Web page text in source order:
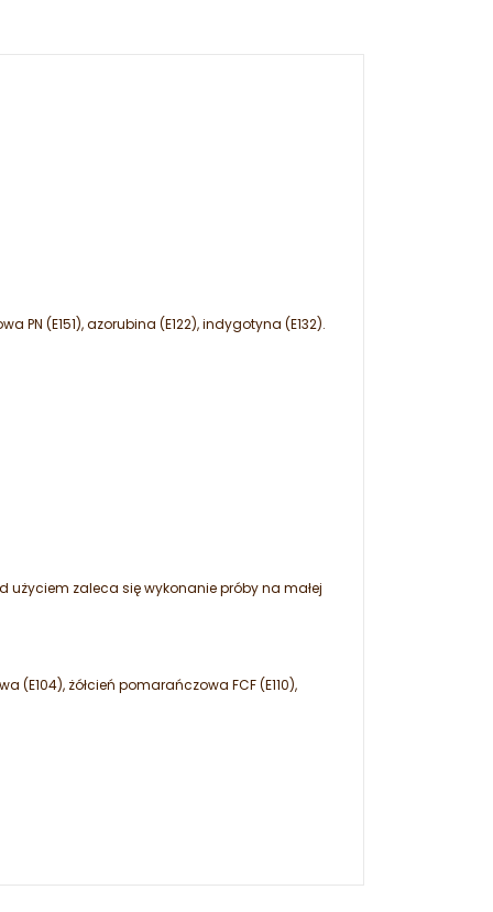
PN (E151), azorubina (E122), indygotyna (E132).
zaleca się wykonanie próby na małej
żółcień pomarańczowa FCF (E110),